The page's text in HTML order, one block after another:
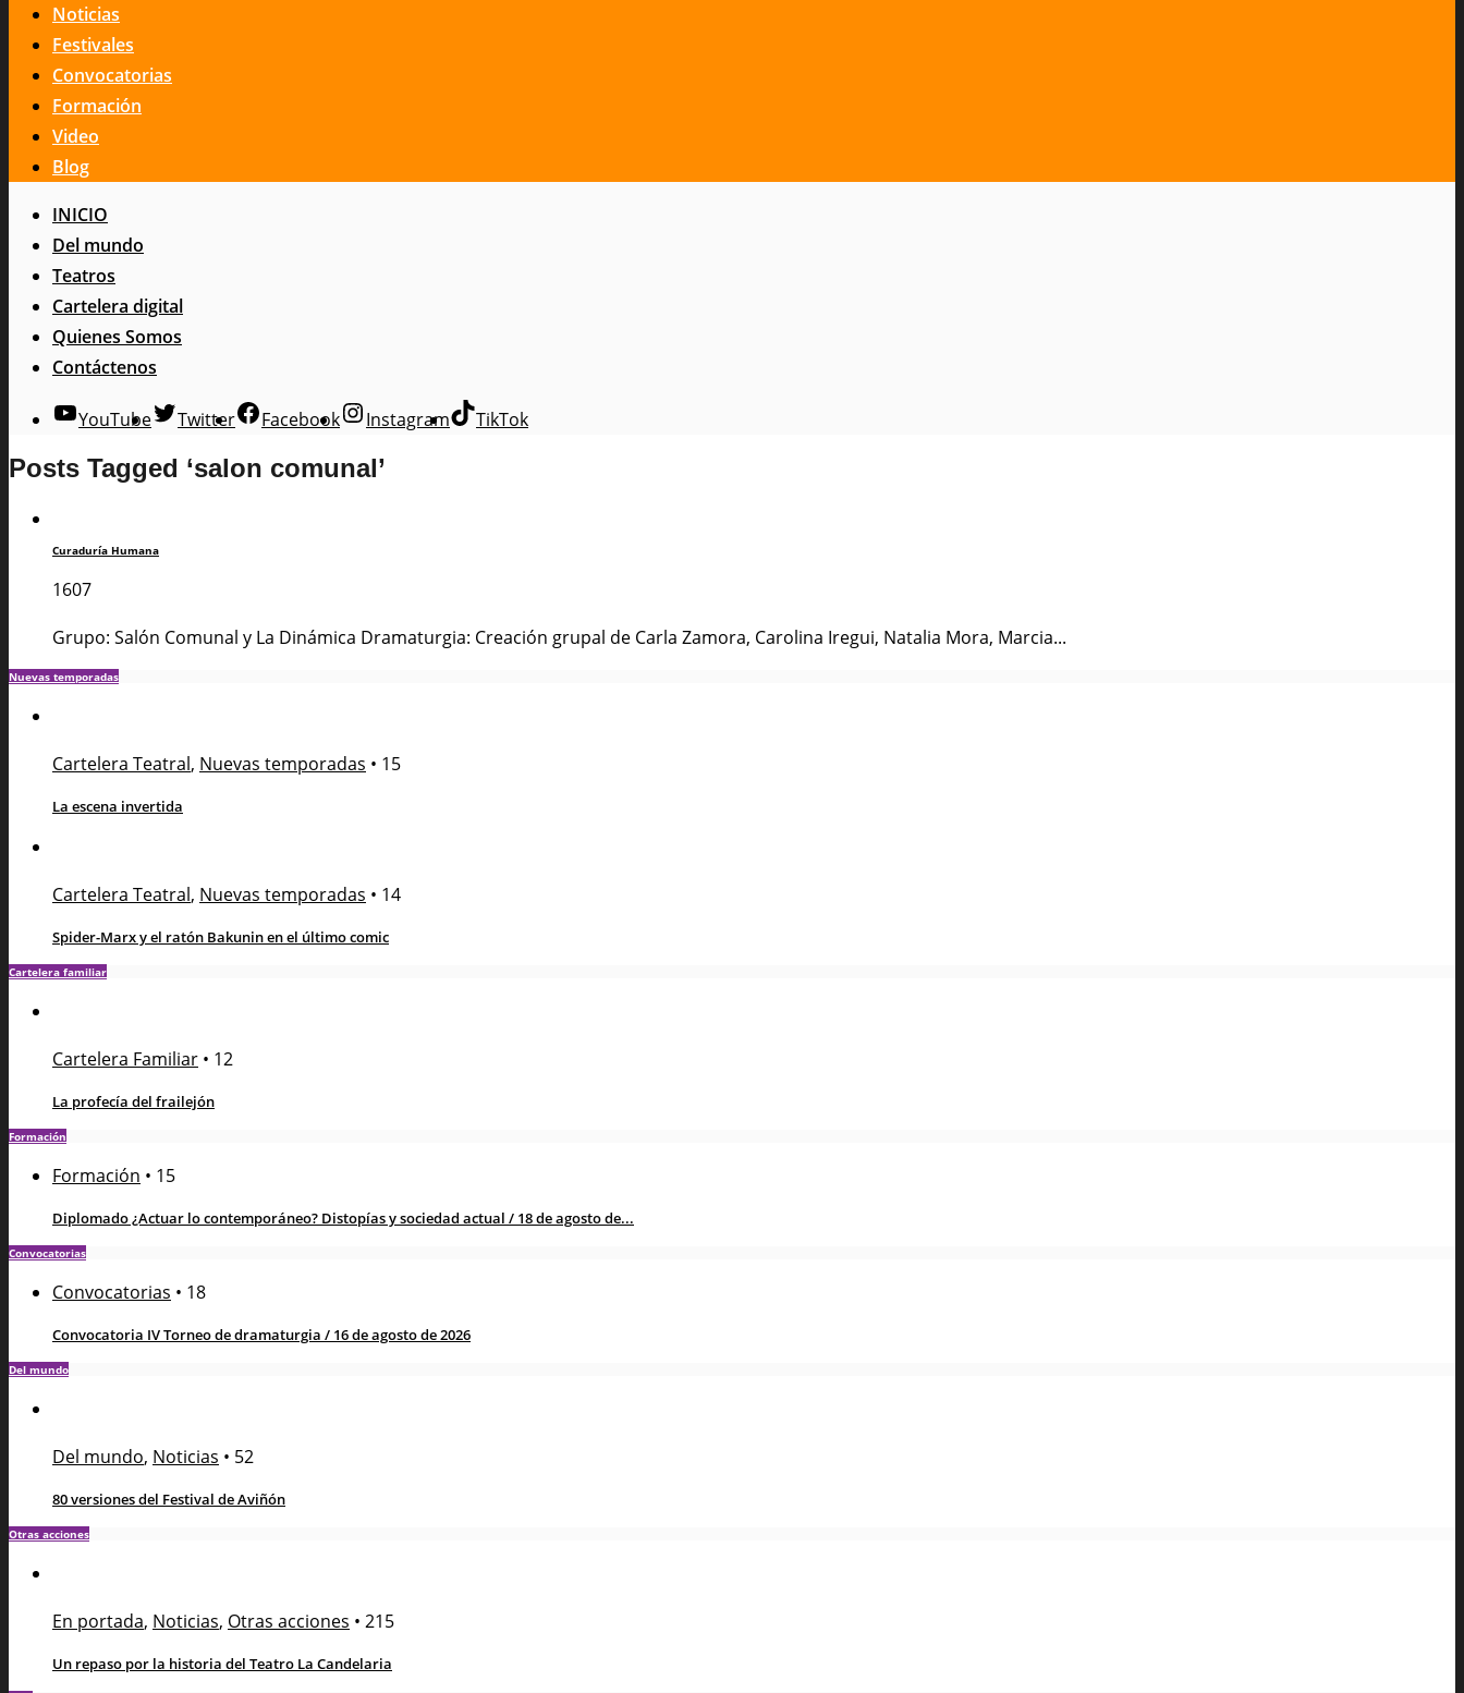
Noticias
Festivales
Convocatorias
Formación
Video
Blog
INICIO
Del mundo
Teatros
Cartelera digital
Quienes Somos
Contáctenos
YouTube Twitter Facebook Instagram TikTok
Posts Tagged ‘salon comunal’
Curaduría Humana
1607
Grupo: Salón Comunal y La Dinámica Dramaturgia: Creación grupal de Carla Zamora, Carolina Iregui, Natalia Mora, Marcia...
Nuevas temporadas
Cartelera Teatral, Nuevas temporadas • 15
La escena invertida
Cartelera Teatral, Nuevas temporadas • 14
Spider-Marx y el ratón Bakunin en el último comic
Cartelera familiar
Cartelera Familiar • 12
La profecía del frailejón
Formación
Formación • 15
Diplomado ¿Actuar lo contemporáneo? Distopías y sociedad actual / 18 de agosto de...
Convocatorias
Convocatorias • 18
Convocatoria IV Torneo de dramaturgia / 16 de agosto de 2026
Del mundo
Del mundo, Noticias • 52
80 versiones del Festival de Aviñón
Otras acciones
En portada, Noticias, Otras acciones • 215
Un repaso por la historia del Teatro La Candelaria